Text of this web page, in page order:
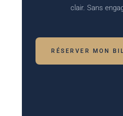
clair. Sans
RÉSERVER MON